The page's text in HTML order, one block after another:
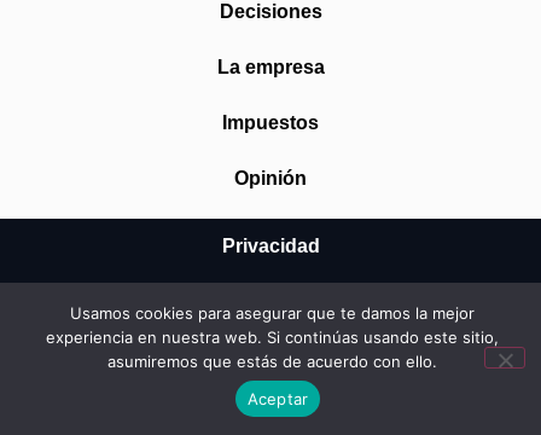
Decisiones
La empresa
Impuestos
Opinión
© 2026 Mundo Startup SRL
Privacidad
Cookies
Usamos cookies para asegurar que te damos la mejor
experiencia en nuestra web. Si continúas usando este sitio,
asumiremos que estás de acuerdo con ello.
Aceptar